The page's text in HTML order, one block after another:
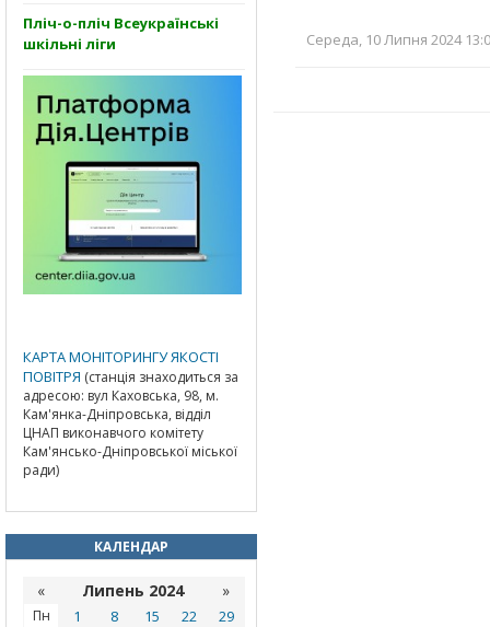
Пліч-о-пліч Всеукраїнські
шкільні ліги
КАРТА МОНІТОРИНГУ ЯКОСТІ
ПОВІТРЯ (станція знаходиться за
адресою: вул Каховська, 98, м.
Кам'янка-Дніпровська, відділ
ЦНАП виконавчого комітету
Кам'янсько-Дніпровської міської
ради)
КАЛЕНДАР
« Липень 2024 »
Пн 1 8 15 22 29
Середа, 10 Липня 2024